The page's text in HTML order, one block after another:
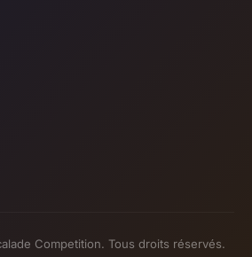
Competition. Tous droits réservés.